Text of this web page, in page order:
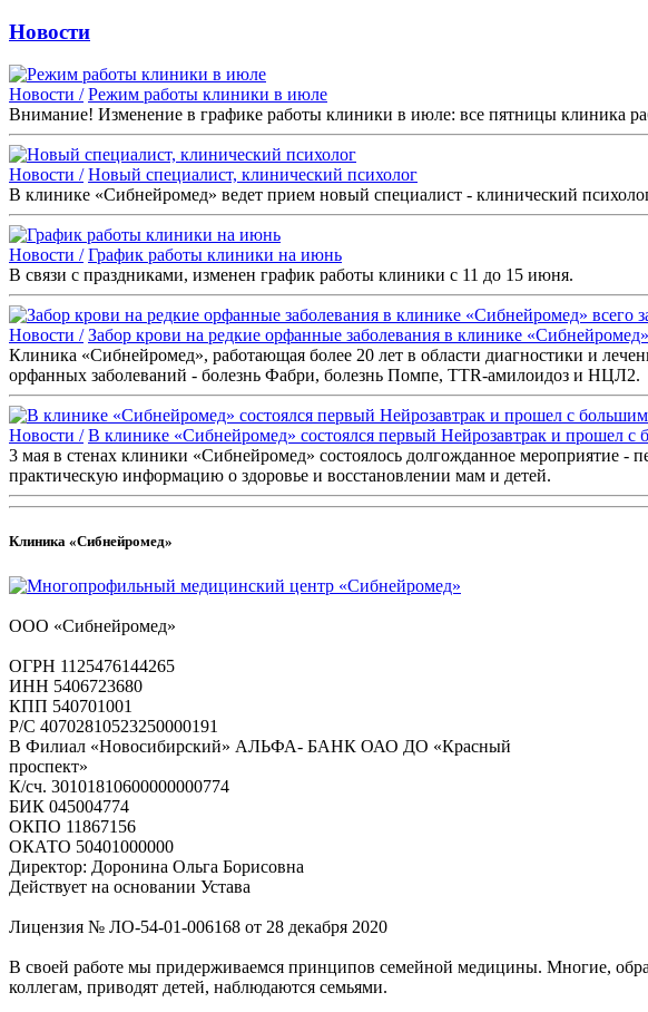
Новости
Новости / Режим работы клиники в июле
Внимание! Изменение в графике работы клиники в июле: все пятницы клиника
Новости / Новый специалист, клинический психолог
В клинике «Сибнейромед» ведет прием новый специалист - клинический
Новости / График работы клиники на июнь
В связи с праздниками, изменен график работы клиники с 11 до 15 июня.
Новости / Забор крови на редкие орфанные заболевания в клинике
Клиника «Сибнейромед», работающая более 20 лет в области диагностики и
орфанных заболеваний - болезнь Фабри, болезнь Помпе, TTR-амилоидоз и НЦЛ2.
Новости / В клинике «Сибнейромед» состоялся первый Нейрозавтрак и прошел с
3 мая в стенах клиники «Сибнейромед» состоялось долгожданное
практическую информацию о здоровье и восстановлении мам и детей.
Клиника «Сибнейромед»
ООО «Сибнейромед»
ОГРН 1125476144265
ИНН 5406723680
КПП 540701001
Р/С 40702810523250000191
В Филиал «Новосибирский» АЛЬФА- БАНК ОАО ДО «Красный
проспект»
К/сч. 30101810600000000774
БИК 045004774
ОКПО 11867156
ОКАТО 50401000000
Директор: Доронина Ольга Борисовна
Действует на основании Устава
Лицензия № ЛО-54-01-006168 от 28 декабря 2020
В своей работе мы придерживаемся принципов семейной медицины. Многие,
коллегам, приводят детей, наблюдаются семьями.